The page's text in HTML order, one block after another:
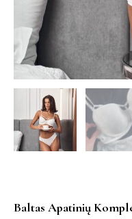
Baltas Apatinių